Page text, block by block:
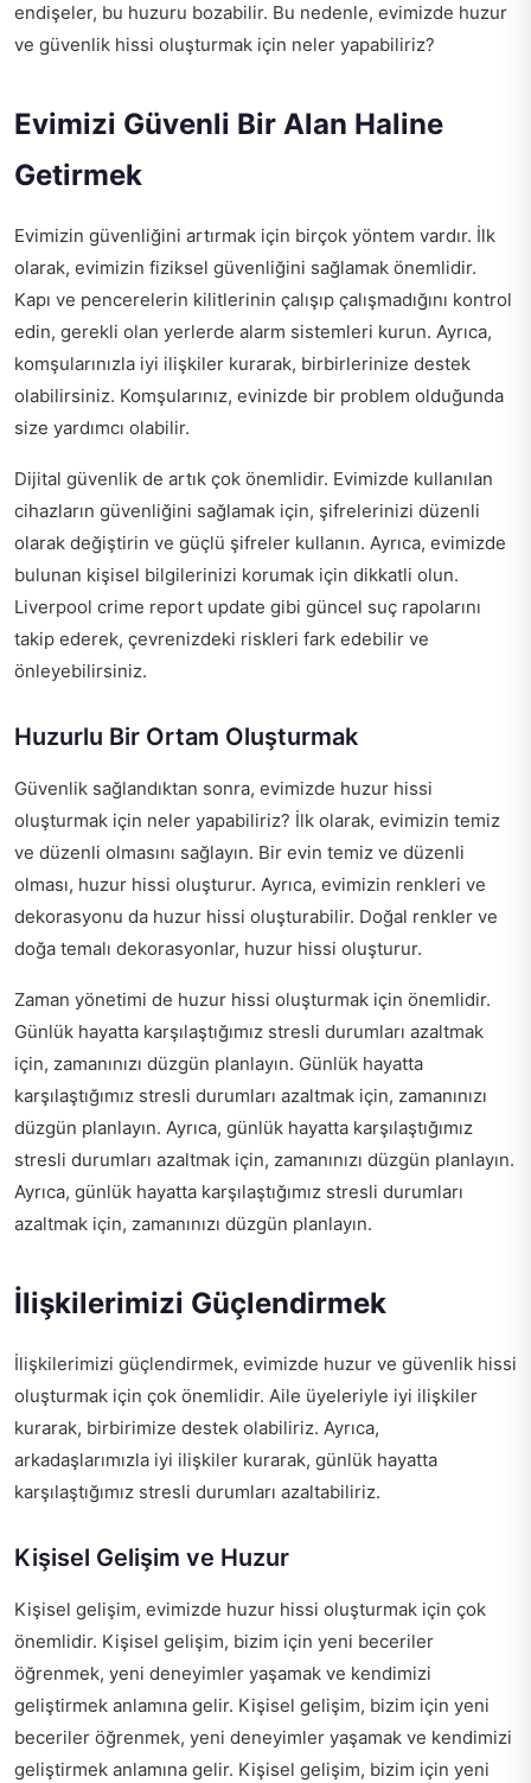
endişeler, bu huzuru bozabilir. Bu nedenle, evimizde huzur
ve güvenlik hissi oluşturmak için neler yapabiliriz?
Evimizi Güvenli Bir Alan Haline
Getirmek
Evimizin güvenliğini artırmak için birçok yöntem vardır. İlk
olarak, evimizin fiziksel güvenliğini sağlamak önemlidir.
Kapı ve pencerelerin kilitlerinin çalışıp çalışmadığını kontrol
edin, gerekli olan yerlerde alarm sistemleri kurun. Ayrıca,
komşularınızla iyi ilişkiler kurarak, birbirlerinize destek
olabilirsiniz. Komşularınız, evinizde bir problem olduğunda
size yardımcı olabilir.
Dijital güvenlik de artık çok önemlidir. Evimizde kullanılan
cihazların güvenliğini sağlamak için, şifrelerinizi düzenli
olarak değiştirin ve güçlü şifreler kullanın. Ayrıca, evimizde
bulunan kişisel bilgilerinizi korumak için dikkatli olun.
Liverpool crime report update gibi güncel suç rapolarını
takip ederek, çevrenizdeki riskleri fark edebilir ve
önleyebilirsiniz.
Huzurlu Bir Ortam Oluşturmak
Güvenlik sağlandıktan sonra, evimizde huzur hissi
oluşturmak için neler yapabiliriz? İlk olarak, evimizin temiz
ve düzenli olmasını sağlayın. Bir evin temiz ve düzenli
olması, huzur hissi oluşturur. Ayrıca, evimizin renkleri ve
dekorasyonu da huzur hissi oluşturabilir. Doğal renkler ve
doğa temalı dekorasyonlar, huzur hissi oluşturur.
Zaman yönetimi de huzur hissi oluşturmak için önemlidir.
Günlük hayatta karşılaştığımız stresli durumları azaltmak
için, zamanınızı düzgün planlayın. Günlük hayatta
karşılaştığımız stresli durumları azaltmak için, zamanınızı
düzgün planlayın. Ayrıca, günlük hayatta karşılaştığımız
stresli durumları azaltmak için, zamanınızı düzgün planlayın.
Ayrıca, günlük hayatta karşılaştığımız stresli durumları
azaltmak için, zamanınızı düzgün planlayın.
İlişkilerimizi Güçlendirmek
İlişkilerimizi güçlendirmek, evimizde huzur ve güvenlik hissi
oluşturmak için çok önemlidir. Aile üyeleriyle iyi ilişkiler
kurarak, birbirimize destek olabiliriz. Ayrıca,
arkadaşlarımızla iyi ilişkiler kurarak, günlük hayatta
karşılaştığımız stresli durumları azaltabiliriz.
Kişisel Gelişim ve Huzur
Kişisel gelişim, evimizde huzur hissi oluşturmak için çok
önemlidir. Kişisel gelişim, bizim için yeni beceriler
öğrenmek, yeni deneyimler yaşamak ve kendimizi
geliştirmek anlamına gelir. Kişisel gelişim, bizim için yeni
beceriler öğrenmek, yeni deneyimler yaşamak ve kendimizi
geliştirmek anlamına gelir. Kişisel gelişim, bizim için yeni